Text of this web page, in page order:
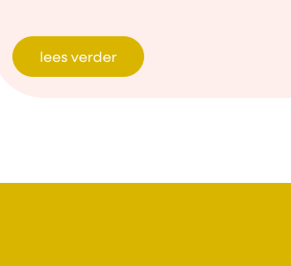
lees verder